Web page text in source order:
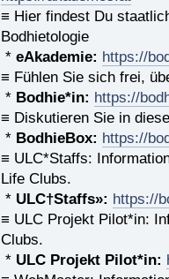
≡ Hier findest Du
Bodhietologie
* eAkademie: https://
≡ Fühlen Sie sich frei,
* Bodhie*in: https://
≡ Diskutieren Sie in
* BodhieBox: https://
≡ ULC*Staffs:
Life Clubs.
* ULC†Staffs»: https://
≡ ULC Projekt Pilot*in:
Clubs.
* ULC Projekt Pilot*in: